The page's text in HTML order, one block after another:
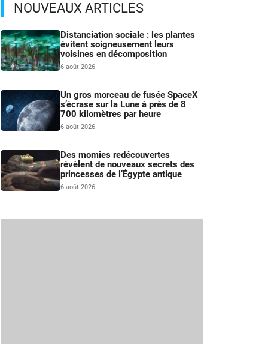
NOUVEAUX ARTICLES
Distanciation sociale : les plantes
évitent soigneusement leurs
voisines en décomposition
6 août 2026
Un gros morceau de fusée SpaceX
s’écrase sur la Lune à près de 8
700 kilomètres par heure
6 août 2026
Des momies redécouvertes
révèlent de nouveaux secrets des
princesses de l’Égypte antique
6 août 2026